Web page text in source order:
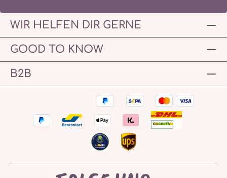
WIR HELFEN DIR GERNE
GOOD TO KNOW
B2B